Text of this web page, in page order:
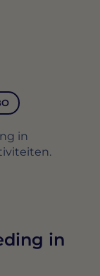
in
in